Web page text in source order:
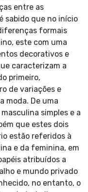
entre as
sabido que no início
formais
este com uma
decorativos e
caracterizam a
primeiro,
de variações e
moda. De uma
simples e a
que estes dois
estão referidos à
e da feminina, em
atribuídos a
e mundo privado
no entanto, o